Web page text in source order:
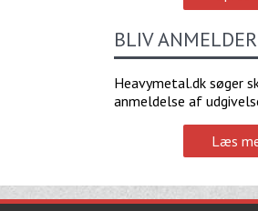
BLIV ANMELDER
Heavymetal.dk søger
anmeldelse af
Læs